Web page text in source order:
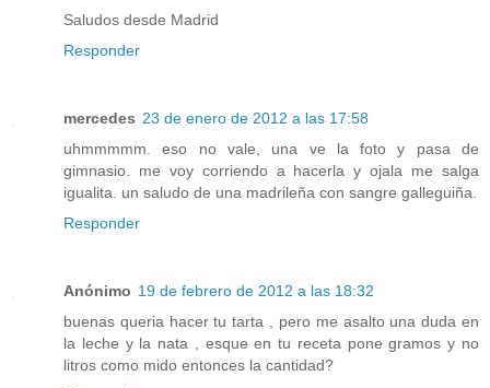
Saludos desde Madrid
Responder
mercedes 23 de enero de 2012 a las 17:58
uhmmmmm. eso no vale, una ve la foto y pasa de
gimnasio. me voy corriendo a hacerla y ojala me salga
igualita. un saludo de una madrileña con sangre galleguiña.
Responder
Anónimo 19 de febrero de 2012 a las 18:32
buenas queria hacer tu tarta , pero me asalto una duda en
la leche y la nata , esque en tu receta pone gramos y no
litros como mido entonces la cantidad?